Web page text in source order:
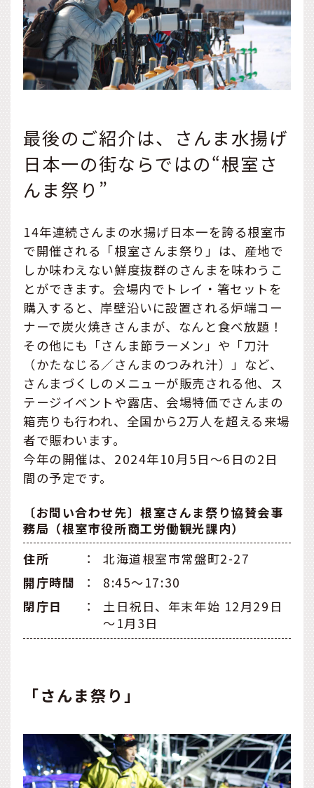
最後のご紹介は、さんま水揚げ
日本一の街ならではの“根室さ
んま祭り”
14年連続さんまの水揚げ日本一を誇る根室市
で開催される「根室さんま祭り」は、産地で
しか味わえない鮮度抜群のさんまを味わうこ
とができます。会場内でトレイ・箸セットを
購入すると、岸壁沿いに設置される炉端コー
ナーで炭火焼きさんまが、なんと食べ放題！
その他にも「さんま節ラーメン」や「刀汁
（かたなじる／さんまのつみれ汁）」など、
さんまづくしのメニューが販売される他、ス
テージイベントや露店、会場特価でさんまの
箱売りも行われ、全国から2万人を超える来場
者で賑わいます。
今年の開催は、2024年10月5日～6日の2日
間の予定です。
〔お問い合わせ先〕根室さんま祭り協賛会事
務局（根室市役所商工労働観光課内）
住所
：
北海道根室市常盤町2-27
開庁時間
：
8:45～17:30
閉庁日
：
土日祝日、年末年始 12月29日
～1月3日
「さんま祭り」